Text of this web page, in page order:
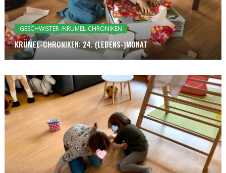
GESCHWISTER-/KRÜMEL-CHRONIKEN
KRÜMEL-CHRONIKEN: 24. (LEBENS-)MONAT